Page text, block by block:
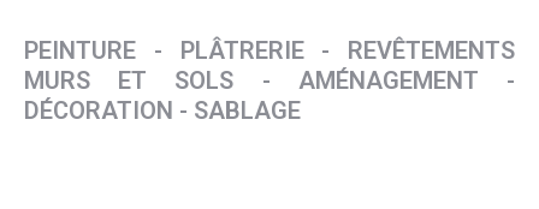
PEINTURE - PLÂTRERIE - REVÊTEMENTS
MURS ET SOLS - AMÉNAGEMENT -
DÉCORATION - SABLAGE